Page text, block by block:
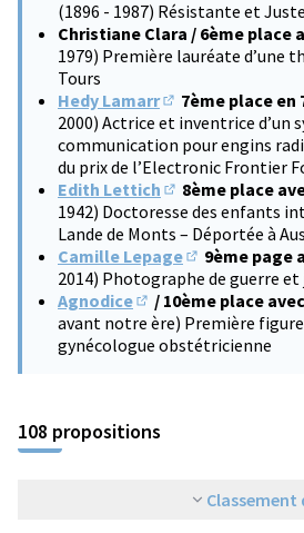
(S'ouvre dans
(1896 - 1987) Résistante et
Christiane Clara / 6ème place
1979) Première lauréate d’une
Tours
Hedy Lamarr
(S'ouvre dans un
7ème place en
2000) Actrice et inventrice d’un
communication pour engins
du prix de l’Electronic Frontier
Edith Lettich
(S'ouvre dans un
8ème place
1942) Doctoresse des enfants
Lande de Monts – Déportée à
Camille Lepage
(S'ouvre dans
9ème page
2014) Photographe de guerre
Agnodice
(S'ouvre dans un
/ 10ème place
avant notre ère) Première
gynécologue obstétricienne
108 propositions